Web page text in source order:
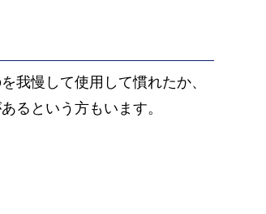
我慢して使用して慣れたか、
るという方もいます。